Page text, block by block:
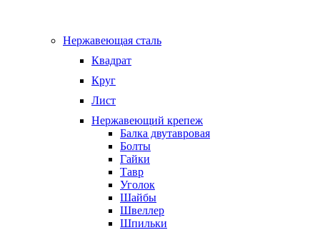
Нержавеющая сталь
Квадрат
Круг
Лист
Нержавеющий крепеж
Балка двутавровая
Болты
Гайки
Тавр
Уголок
Шайбы
Швеллер
Шпильки